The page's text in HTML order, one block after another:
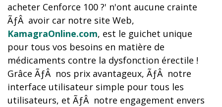
acheter Cenforce 100 ?' n'ont aucune crainte
ÃƒÂ avoir car notre site Web,
KamagraOnline.com, est le guichet unique
pour tous vos besoins en matière de
médicaments contre la dysfonction érectile !
Grâce ÃƒÂ nos prix avantageux, ÃƒÂ notre
interface utilisateur simple pour tous les
utilisateurs, et ÃƒÂ notre engagement envers